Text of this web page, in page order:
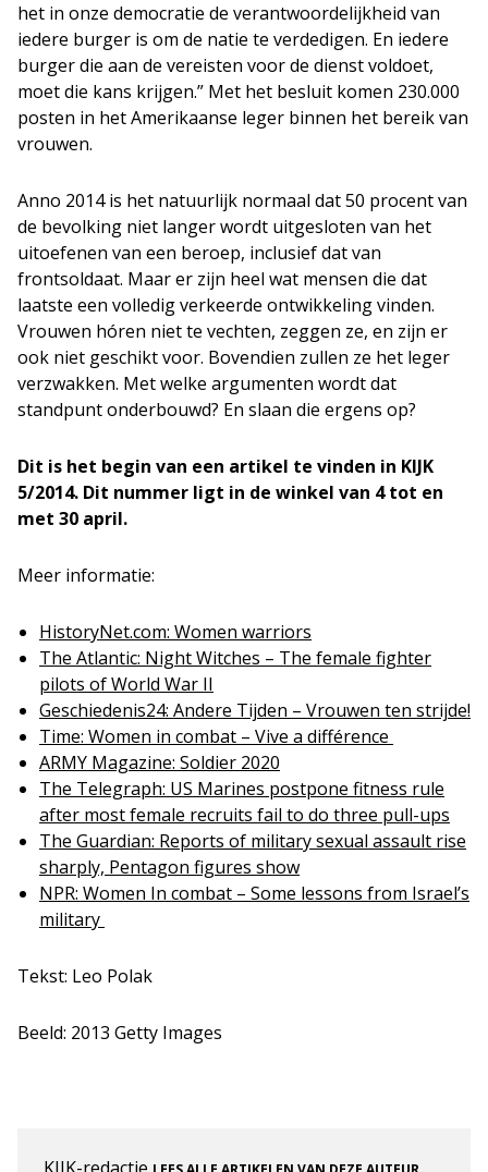
het in onze democratie de verantwoordelijkheid van
iedere burger is om de natie te verdedigen. En iedere
burger die aan de vereisten voor de dienst voldoet,
moet die kans krijgen.” Met het besluit komen 230.000
posten in het Amerikaanse leger binnen het bereik van
vrouwen.
Anno 2014 is het natuurlijk normaal dat 50 procent van
de bevolking niet langer wordt uitgesloten van het
uitoefenen van een beroep, inclusief dat van
frontsoldaat. Maar er zijn heel wat mensen die dat
laatste een volledig verkeerde ontwikkeling vinden.
Vrouwen hóren niet te vechten, zeggen ze, en zijn er
ook niet geschikt voor. Bovendien zullen ze het leger
verzwakken. Met welke argumenten wordt dat
standpunt onderbouwd? En slaan die ergens op?
Dit is het begin van een artikel te vinden in KIJK
5/2014. Dit nummer ligt in de winkel van 4 tot en
met 30 april.
Meer informatie:
HistoryNet.com: Women warriors
The Atlantic: Night Witches – The female fighter
pilots of World War II
Geschiedenis24: Andere Tijden – Vrouwen ten strijde!
Time: Women in combat – Vive a différence
ARMY Magazine: Soldier 2020
The Telegraph: US Marines postpone fitness rule
after most female recruits fail to do three pull-ups
The Guardian: Reports of military sexual assault rise
sharply, Pentagon figures show
NPR: Women In combat – Some lessons from Israel’s
military
Tekst: Leo Polak
Beeld: 2013 Getty Images